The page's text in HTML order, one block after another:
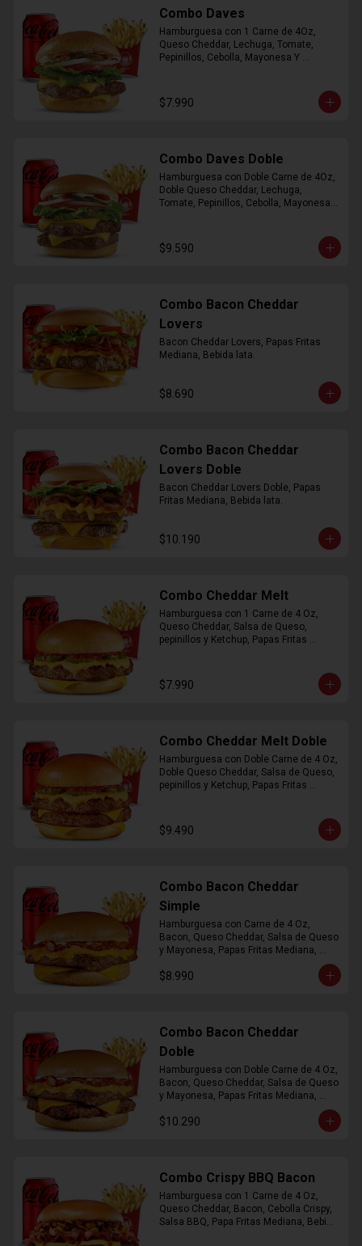
Combo Daves
Hamburguesa con 1 Carne de 4Oz,
Queso Cheddar, Lechuga, Tomate,
Pepinillos, Cebolla, Mayonesa Y
$7.990
Combo Daves Doble
Hamburguesa con Doble Carne de 4Oz,
Doble Queso Cheddar, Lechuga,
Tomate, Pepinillos, Cebolla, Mayonesa y
$9.590
Combo Bacon Cheddar
Lovers
Bacon Cheddar Lovers, Papas Fritas
Mediana, Bebida lata.
$8.690
Combo Bacon Cheddar
Lovers Doble
Bacon Cheddar Lovers Doble, Papas
Fritas Mediana, Bebida lata.
$10.190
Combo Cheddar Melt
Hamburguesa con 1 Carne de 4 Oz,
Queso Cheddar, Salsa de Queso,
pepinillos y Ketchup, Papas Fritas
$7.990
Combo Cheddar Melt Doble
Hamburguesa con Doble Carne de 4 Oz,
Doble Queso Cheddar, Salsa de Queso,
pepinillos y Ketchup, Papas Fritas
$9.490
Combo Bacon Cheddar
Simple
Hamburguesa con Carne de 4 Oz,
Bacon, Queso Cheddar, Salsa de Queso
y Mayonesa, Papas Fritas Mediana,
$8.990
Combo Bacon Cheddar
Doble
Hamburguesa con Doble Carne de 4 Oz,
Bacon, Queso Cheddar, Salsa de Queso
y Mayonesa, Papas Fritas Mediana,
$10.290
Combo Crispy BBQ Bacon
Hamburguesa con 1 Carne de 4 Oz,
Queso Cheddar, Bacon, Cebolla Crispy,
Salsa BBQ, Papa Fritas Mediana, Bebida